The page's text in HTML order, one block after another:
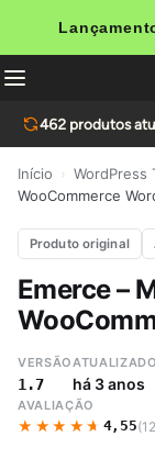
462 produtos
Início WordPress
WooCommerce
Produto original
Emerce –
VERSÃO
1.7
ATUALIZADO
há 3 anos
AVALIAÇÃO
★★★★★
★★★★★ 4,55